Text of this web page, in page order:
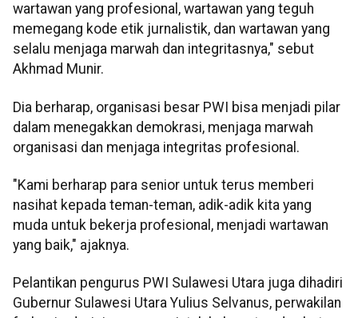
wartawan yang profesional, wartawan yang teguh
memegang kode etik jurnalistik, dan wartawan yang
selalu menjaga marwah dan integritasnya," sebut
Akhmad Munir.
Dia berharap, organisasi besar PWI bisa menjadi pilar
dalam menegakkan demokrasi, menjaga marwah
organisasi dan menjaga integritas profesional.
"Kami berharap para senior untuk terus memberi
nasihat kepada teman-teman, adik-adik kita yang
muda untuk bekerja profesional, menjadi wartawan
yang baik," ajaknya.
Pelantikan pengurus PWI Sulawesi Utara juga dihadiri
Gubernur Sulawesi Utara Yulius Selvanus, perwakilan